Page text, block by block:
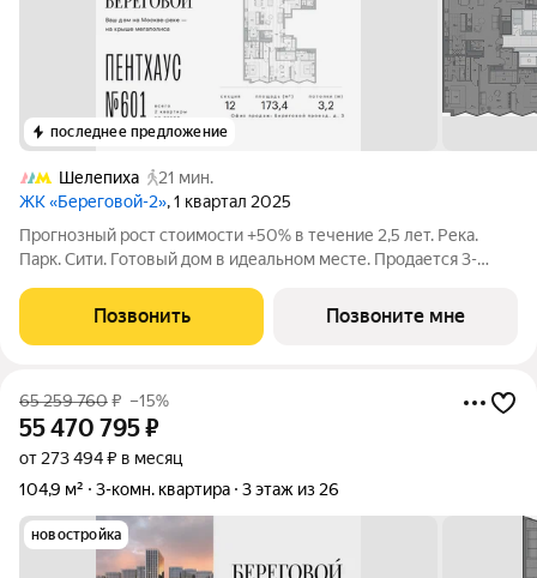
последнее предложение
Шелепиха
21 мин.
ЖК «Береговой-2», 1 квартал 2025
Прогнозный рост стоимости +50% в течение 2,5 лет. Река.
Парк. Сити. Готовый дом в идеальном месте. Продается 3-
и видом на Москву-реку. Береговой - квартал-курорт в центре
столицы. Пешеходная
Позвонить Позвоните мне
65 259 760₽ –15%
55 470 795₽
от 273 494 ₽ в месяц
104,9 м²
3-комн. квартира 3 этаж из 26
новостройка